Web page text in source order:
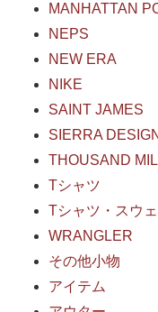
MANHATTAN
NEPS
NEW ERA
NIKE
SAINT JAMES
SIERRA
THOUSAND
Tシャツ
Tシャツ・スウ
WRANGLER
その他小物
アイテム